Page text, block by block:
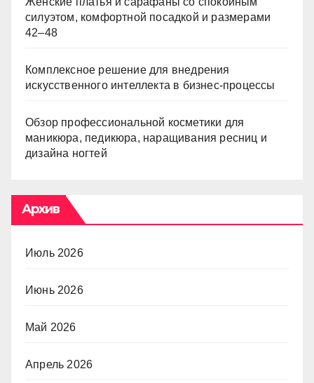
силуэтом, комфортной посадкой и размерами
42–48
Комплексное решение для внедрения
искусственного интеллекта в бизнес-процессы
Обзор профессиональной косметики для
маникюра, педикюра, наращивания ресниц и
дизайна ногтей
Архив
Июль 2026
Июнь 2026
Май 2026
Апрель 2026